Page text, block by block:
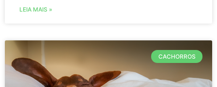
LEIA MAIS »
CACHORROS